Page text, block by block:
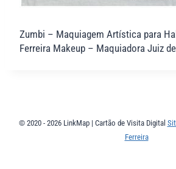
Zumbi – Maquiagem Artística para
Ferreira Makeup – Maquiadora Juiz
© 2020 - 2026 LinkMap | Cartão de Visita Digital
Ferreira